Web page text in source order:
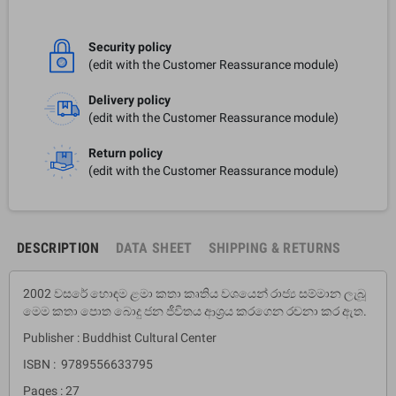
Security policy
(edit with the Customer Reassurance module)
Delivery policy
(edit with the Customer Reassurance module)
Return policy
(edit with the Customer Reassurance module)
DESCRIPTION DATA SHEET SHIPPING & RETURNS
2002 වසරේ හොඳම ළමා කතා කෘතිය වශයෙන් රාජ්‍ය සම්මාන ලැබූ
මෙම කතා පොත බොදු ජන ජීවිතය ආශ්‍රය කරගෙන රචනා කර ඇත.
Publisher : Buddhist Cultural Center
ISBN : 9789556633795
Pages : 27